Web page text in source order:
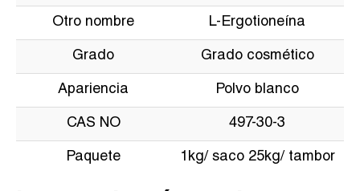
Otro nombre L-Ergotioneína
Grado Grado cosmético
Apariencia Polvo blanco
CAS NO 497-30-3
Paquete 1kg/ saco 25kg/ tambor